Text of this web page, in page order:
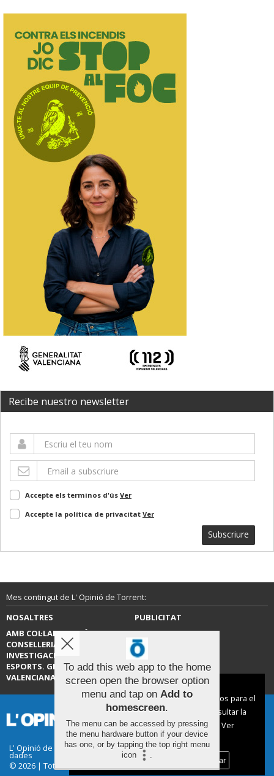
Recibe nuestro newsletter
Accepte els terminos d'ús Ver
Accepte la política de privacitat Ver
Subscriure
Mes contingut de L' Opinió de Torrent:
NOSALTRES
PUBLICITAT
AMB COL·LABORACIÓ DE LA
CONSELLERIA D’EDUCACIÓ,
INVESTIGACIÓ, CULTURA I
ESPORTS. GENERALITAT
VALENCIANA.
CONTACTE
L' Opinió de Torrent |Termes d'ús|Protecció de
dades
© 2026 | Tots els drets reservats
To add this web app to the home
screen open the browser option
menu and tap on Add to
homescreen.
The menu can be accessed by pressing
the menu hardware button if your device
has one, or by tapping the top right menu
icon
.
Aviso sobre el Uso de cookies:
Utilizamos cookies nuestras y de terceros para el
funcionamiento del digital. Puedes consultar la
lista de cookies y como desconectarlas.
Ver
nuestra Política de Privacidad y Cookies
Aceptar Cookies
Personalizar